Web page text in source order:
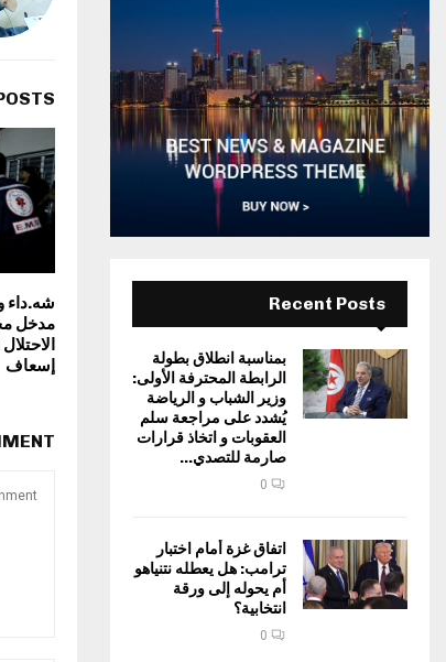
مدخل
إسعاف
Recent Posts
بمناسبة انطلاق بطولة
الرابطة المحترفة الأولى:
وزير الشباب و الرياضة
يُشدد على مراجعة سلم
العقوبات و اتخاذ قرارات
صارمة للتصدي...
0
اتفاق غزة أمام اختبار
ترامب: هل يعطله نتنياهو
أم يحوله إلى ورقة
انتخابية؟
0